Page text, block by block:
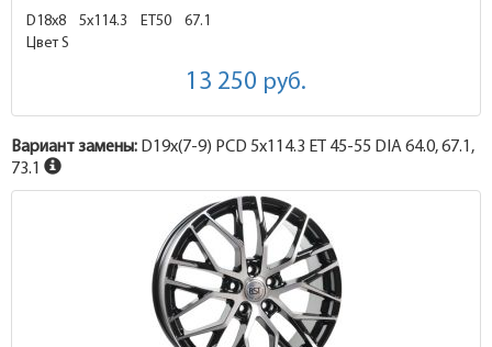
D18x8 5x114.3 ET50
67.1
Цвет S
13 250 руб.
Вариант замены: D19x(7-9) PCD 5x114.3 ET 45-55 DIA 64.0, 67.1,
73.1